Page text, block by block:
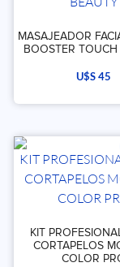
MASAJEADOR
BOOSTER
U$S45
KIT
CORTAPELOS
COLOR